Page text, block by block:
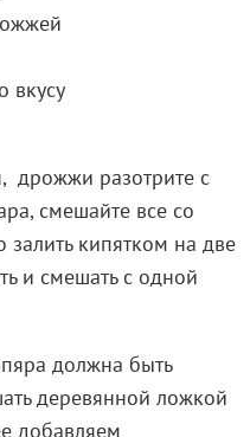
вкусу
дрожжи разотрите с
смешайте все со
кипятком на две
и смешать с одной
должна быть
деревянной ложкой
добавляем